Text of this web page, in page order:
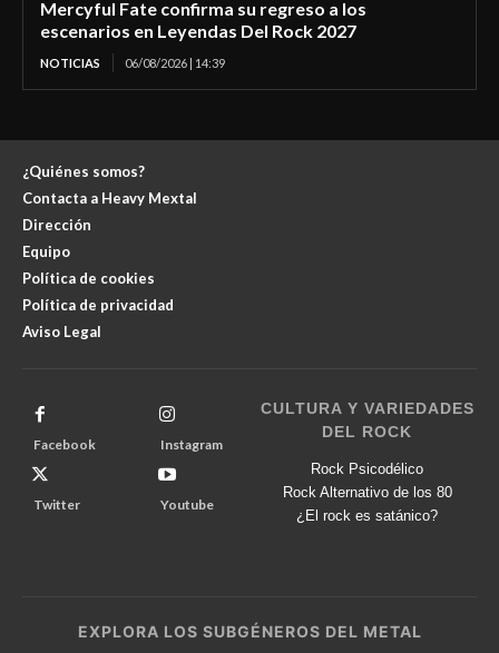
Mercyful Fate confirma su regreso a los
escenarios en Leyendas Del Rock 2027
NOTICIAS 06/08/2026 | 14:39
¿Quiénes somos?
Contacta a Heavy Mextal
Dirección
Equipo
Política de cookies
Política de privacidad
Aviso Legal
Facebook Instagram
Twitter Youtube
CULTURA Y VARIEDADES
DEL ROCK
Rock Psicodélico
Rock Alternativo de los 80
¿El rock es satánico?
EXPLORA LOS SUBGÉNEROS DEL METAL